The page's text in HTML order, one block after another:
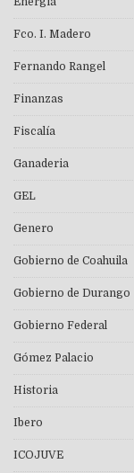
Fco. I. Madero
Fernando Rangel
Finanzas
Fiscalía
Ganaderia
GEL
Genero
Gobierno de Coahuila
Gobierno de Durango
Gobierno Federal
Gómez Palacio
Historia
Ibero
ICOJUVE